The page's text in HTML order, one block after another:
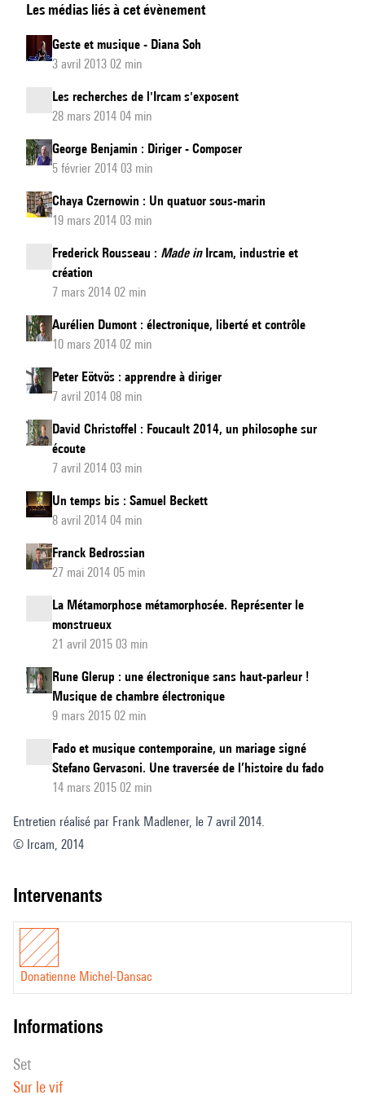
Michel-
Dansac
:
voix
Les médias liés à cet évènement
Geste et musique - Diana Soh
3 avril 2013 02 min
Les recherches de l'Ircam s'exposent
28 mars 2014 04 min
George Benjamin : Diriger - Composer
5 février 2014 03 min
Chaya Czernowin : Un quatuor sous-marin
19 mars 2014 03 min
Frederick Rousseau : Made inIrcam, industrie et
création
7 mars 2014 02 min
Aurélien Dumont : électronique, liberté et contrôle
10 mars 2014 02 min
Peter Eötvös : apprendre à diriger
7 avril 2014 08 min
David Christoffel : Foucault 2014, un philosophe sur
écoute
7 avril 2014 03 min
Un temps bis : Samuel Beckett
8 avril 2014 04 min
Franck Bedrossian
27 mai 2014 05 min
La Métamorphose métamorphosée. Représenter le
monstrueux
21 avril 2015 03 min
Rune Glerup : une électronique sans haut-parleur !
Musique de chambre électronique
9 mars 2015 02 min
Fado et musique contemporaine, un mariage signé
Stefano Gervasoni. Une traversée de l’histoire du fado
14 mars 2015 02 min
Entretien réalisé par Frank Madlener, le 7 avril 2014.
© Ircam, 2014
intervenants
Donatienne Michel-Dansac
informations
set
Sur le vif